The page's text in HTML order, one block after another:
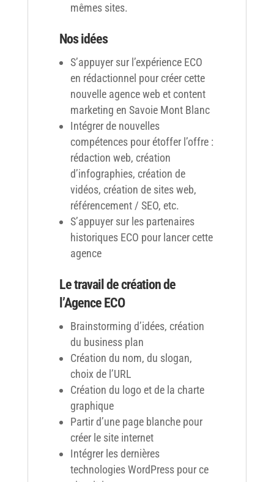
mêmes sites.
Nos idées
S’appuyer sur l’expérience ECO
en rédactionnel pour créer cette
nouvelle agence web et content
marketing en Savoie Mont Blanc
Intégrer de nouvelles
compétences pour étoffer l’offre :
rédaction web, création
d’infographies, création de
vidéos, création de sites web,
référencement / SEO, etc.
S’appuyer sur les partenaires
historiques ECO pour lancer cette
agence
Le travail de création de
l’Agence ECO
Brainstorming d’idées, création
du business plan
Création du nom, du slogan,
choix de l’URL
Création du logo et de la charte
graphique
Partir d’une page blanche pour
créer le site internet
Intégrer les dernières
technologies WordPress pour ce